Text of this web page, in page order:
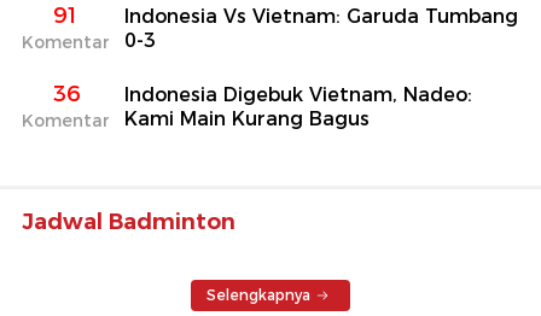
91
Komentar
Indonesia Vs Vietnam: Garuda Tumbang
0-3
36
Komentar
Indonesia Digebuk Vietnam, Nadeo:
Kami Main Kurang Bagus
Jadwal Badminton
Selengkapnya